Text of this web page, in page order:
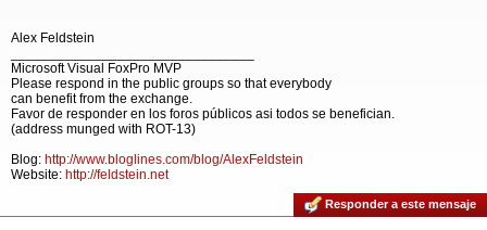
Alex Feldstein
Microsoft Visual FoxPro MVP
Please respond in the public groups so that everybody
can benefit from the exchange.
Favor de responder en los foros públicos asi todos se benefician.
(address munged with ROT-13)
Blog: http://www.bloglines.com/blog/AlexFeldstein
Website: http://feldstein.net
Responder a este mensaje